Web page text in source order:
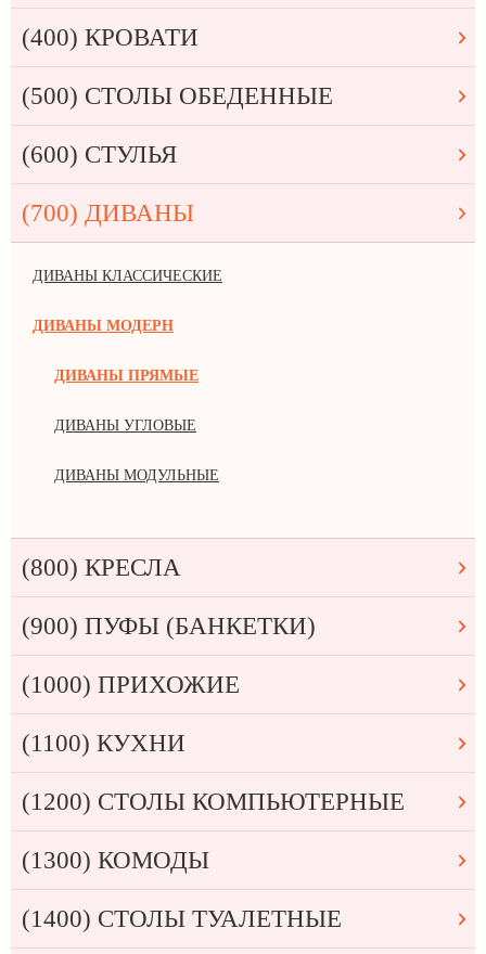
(400) КРОВАТИ
(500) СТОЛЫ ОБЕДЕННЫЕ
(600) СТУЛЬЯ
(700) ДИВАНЫ
ДИВАНЫ КЛАССИЧЕСКИЕ
ДИВАНЫ МОДЕРН
ДИВАНЫ ПРЯМЫЕ
ДИВАНЫ УГЛОВЫЕ
ДИВАНЫ МОДУЛЬНЫЕ
(800) КРЕСЛА
(900) ПУФЫ (БАНКЕТКИ)
(1000) ПРИХОЖИЕ
(1100) КУХНИ
(1200) СТОЛЫ КОМПЬЮТЕРНЫЕ
(1300) КОМОДЫ
(1400) СТОЛЫ ТУАЛЕТНЫЕ